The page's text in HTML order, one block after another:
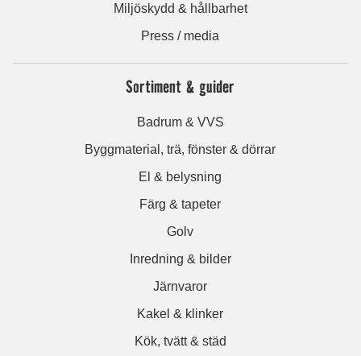
Miljöskydd & hållbarhet
Press / media
Sortiment & guider
Badrum & VVS
Byggmaterial, trä, fönster & dörrar
El & belysning
Färg & tapeter
Golv
Inredning & bilder
Järnvaror
Kakel & klinker
Kök, tvätt & städ